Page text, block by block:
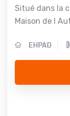
Situé dans la
Maison de l
EHPAD